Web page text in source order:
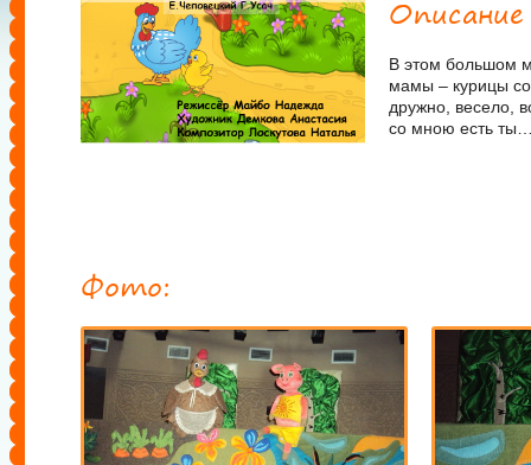
Описание
В этом большом
мамы – курицы
дружно, весело,
со мною есть
Фото: